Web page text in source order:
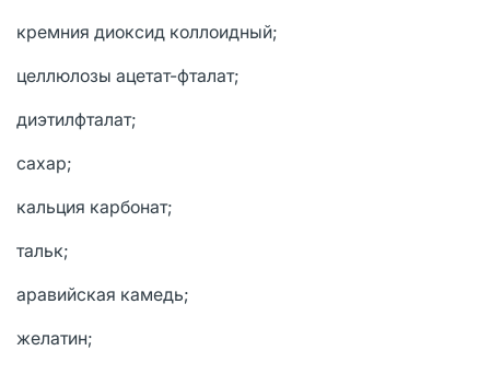
кремния диоксид коллоидный;
целлюлозы ацетат-фталат;
диэтилфталат;
сахар;
кальция карбонат;
тальк;
аравийская камедь;
желатин;